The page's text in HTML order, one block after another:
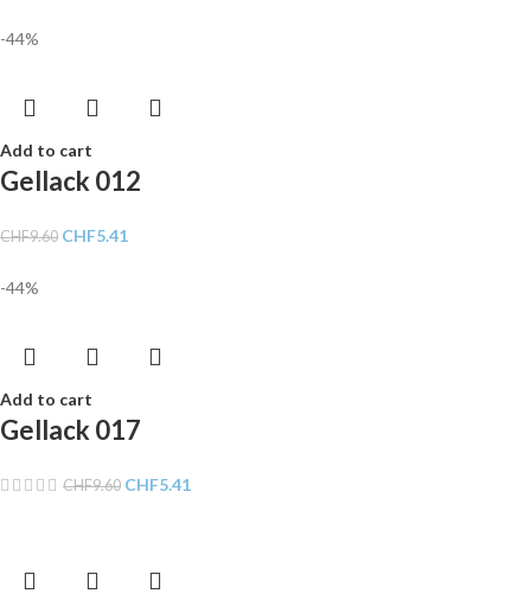
-44%
Add to cart
Gellack 012
CHF9.60 CHF5.41
-44%
Add to cart
Gellack 017
CHF9.60 CHF5.41